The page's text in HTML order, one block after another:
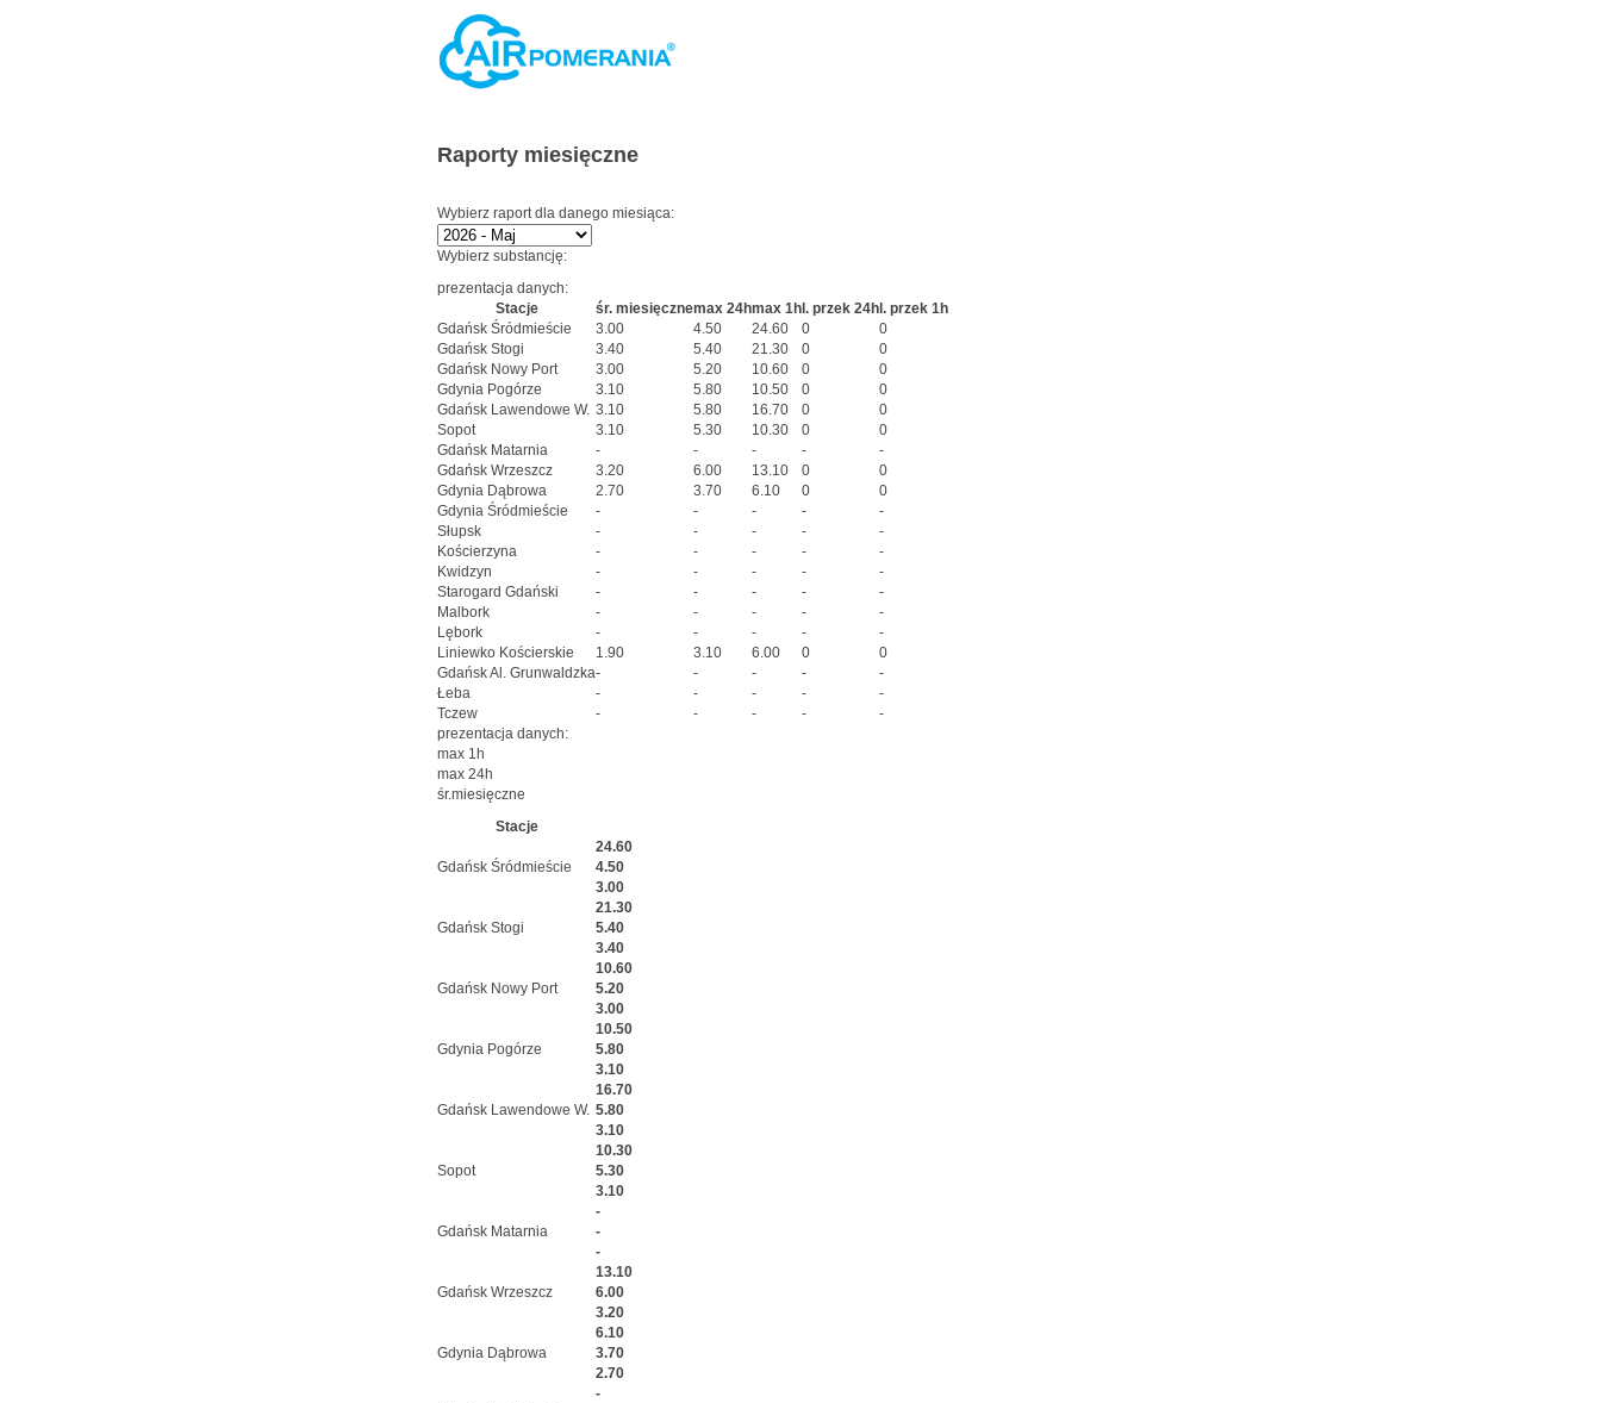
Raporty miesięczne
Wybierz raport dla danego miesiąca:
Wybierz substancję:
prezentacja danych:
Stacje
śr. miesięcznemax 24hmax 1h l. przek 24h l. przek 1h
Gdańsk Śródmieście
3.00 4.50 24.60 0
0
Gdańsk Stogi
3.40 5.40 21.30 0
0
Gdańsk Nowy Port
3.00 5.20 10.60 0
0
Gdynia Pogórze
3.10 5.80 10.50 0
0
Gdańsk Lawendowe W. 3.10 5.80 16.70 0
0
Sopot
3.10 5.30 10.30 0
0
Gdańsk Matarnia
- - - -
-
Gdańsk Wrzeszcz
3.20 6.00 13.10 0
0
Gdynia Dąbrowa
2.70 3.70 6.10 0
0
Gdynia Śródmieście
- - - -
-
Słupsk
- - - -
-
Kościerzyna
- - - -
-
Kwidzyn
- - - -
-
Starogard Gdański
- - - -
-
Malbork
- - - -
-
Lębork
- - - -
-
Liniewko Kościerskie
1.90 3.10 6.00 0
0
Gdańsk Al. Grunwaldzka- - - -
-
Łeba
- - - -
-
Tczew
- - - -
-
prezentacja danych:
max 1h
max 24h
śr.miesięczne
Stacje
Gdańsk Śródmieście
24.60
4.50
3.00
Gdańsk Stogi
21.30
5.40
3.40
Gdańsk Nowy Port
10.60
5.20
3.00
Gdynia Pogórze
10.50
5.80
3.10
Gdańsk Lawendowe W.
16.70
5.80
3.10
Sopot
10.30
5.30
3.10
Gdańsk Matarnia
-
-
-
Gdańsk Wrzeszcz
13.10
6.00
3.20
Gdynia Dąbrowa
6.10
3.70
2.70
-